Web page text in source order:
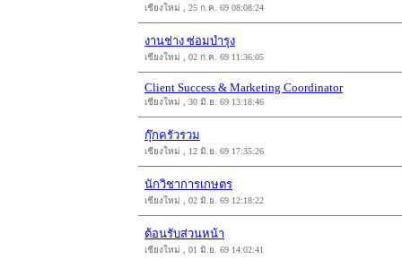
เชียงใหม่ , 25 ก.ค. 69 08:08:24
งานช่าง ซ่อมบำรุง
เชียงใหม่ , 02 ก.ค. 69 11:36:05
Client Success & Marketing Coordinator
เชียงใหม่ , 30 มิ.ย. 69 13:18:46
กุ๊กครัวรวม
เชียงใหม่ , 12 มิ.ย. 69 17:35:26
นักวิชาการเกษตร
เชียงใหม่ , 02 มิ.ย. 69 12:18:22
ต้อนรับส่วนหน้า
เชียงใหม่ , 01 มิ.ย. 69 14:02:41